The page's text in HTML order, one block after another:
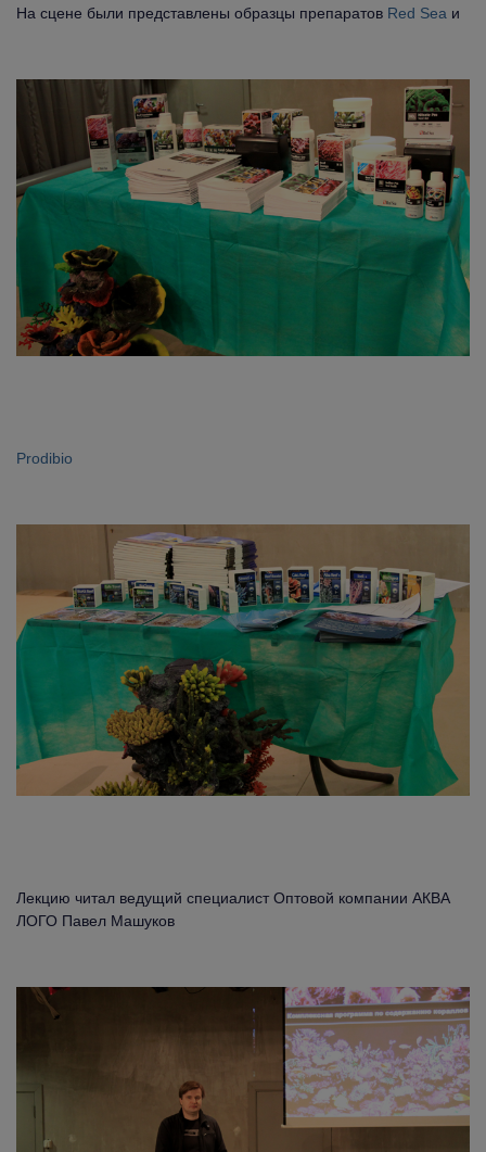
На сцене были представлены образцы препаратов Red Sea и
Prodibio
Лекцию читал ведущий специалист Оптовой компании АКВА
ЛОГО Павел Машуков